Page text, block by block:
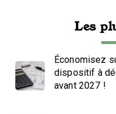
Les
Économisez
dispositif à
avant 2027 !